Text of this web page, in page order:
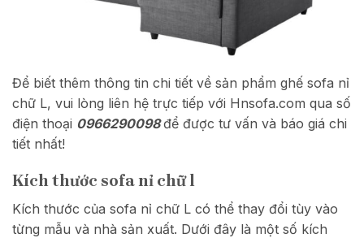
Để biết thêm thông tin chi tiết về sản phẩm ghế sofa nỉ
chữ L, vui lòng liên hệ trực tiếp với Hnsofa.com qua số
điện thoại 0966290098để được tư vấn và báo giá chi
tiết nhất!
Kích thước sofa nỉ chữ l
Kích thước của sofa nỉ chữ L có thể thay đổi tùy vào
từng mẫu và nhà sản xuất. Dưới đây là một số kích